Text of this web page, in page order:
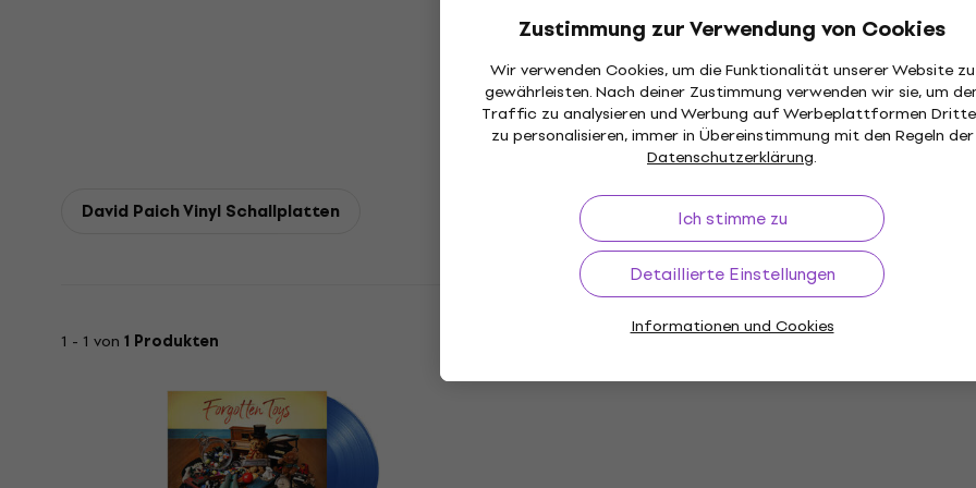
Zustimmung zur Verwendung von Cookies
Wir verwenden Cookies, um die Funktionalität unserer Website zu
gewährleisten. Nach deiner Zustimmung verwenden wir sie, um
Traffic zu analysieren und Werbung auf Werbeplattformen
zu personalisieren, immer in Übereinstimmung mit den Regeln der
Datenschutzerklärung.
Ich stimme zu
Detaillierte Einstellungen
Informationen und Cookies
David Paich Vinyl Schallplatten
1 - 1 von 1 Produkten